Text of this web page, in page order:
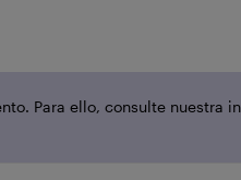
Para ello, consulte nuestra